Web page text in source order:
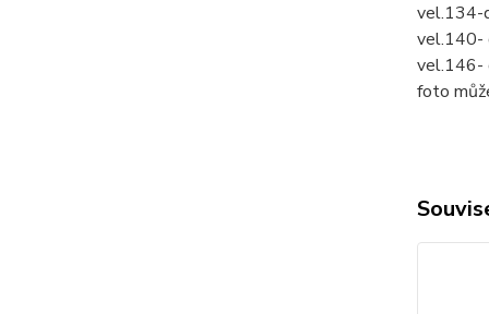
vel.134-
vel.140-
vel.146-
foto